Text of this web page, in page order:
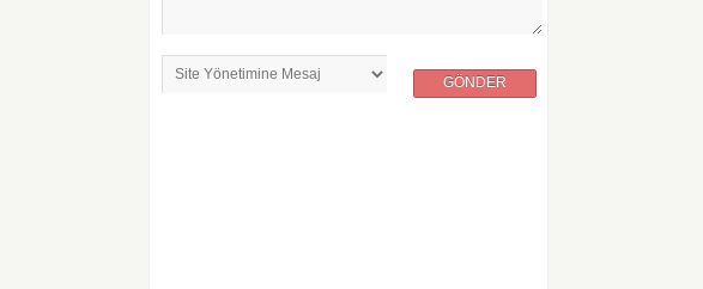
GÖNDER